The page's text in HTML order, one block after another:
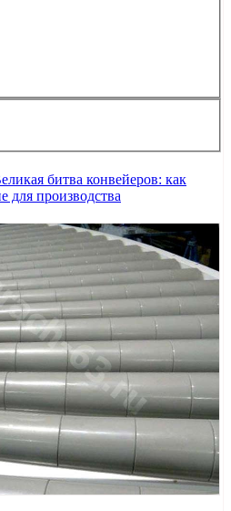
битва конвейеров: как
для производства